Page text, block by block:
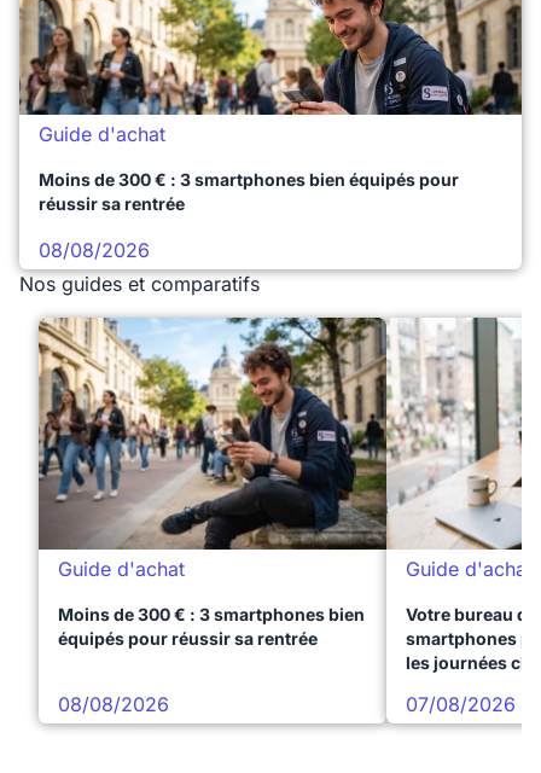
Guide d'achat
Moins de 300 € : 3 smartphones bien équipés pour
réussir sa rentrée
08/08/2026
Nos guides et comparatifs
Guide d'achat
Moins de 300 € : 3 smartphones bien
équipés pour réussir sa rentrée
08/08/2026
Guide d'achat
Votre bureau
smartphones
les journées
07/08/2026